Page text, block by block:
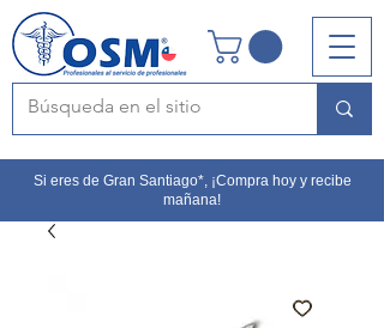
Si eres de Gran Santiago*, ¡Compra hoy y recibe
mañana!